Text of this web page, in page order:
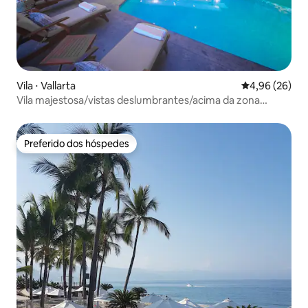
Vila ⋅ Vallarta 4,96 de uma
4,96 (26)
Vila majestosa/vistas deslumbrantes/acima da zona
Preferido dos hóspedes
Preferido dos hóspedes